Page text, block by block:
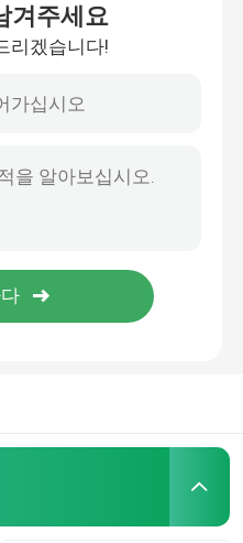
겨주세요
리겠습니다!